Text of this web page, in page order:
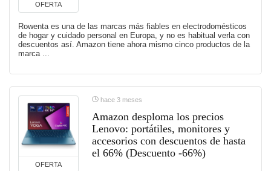
OFERTA
Rowenta es una de las marcas más fiables en electrodomésticos
de hogar y cuidado personal en Europa, y no es habitual verla con
descuentos así. Amazon tiene ahora mismo cinco productos de la
marca ...
OFERTA
hace 3 meses
Amazon desploma los precios
Lenovo: portátiles, monitores y
accesorios con descuentos de hasta
el 66% (Descuento -66%)